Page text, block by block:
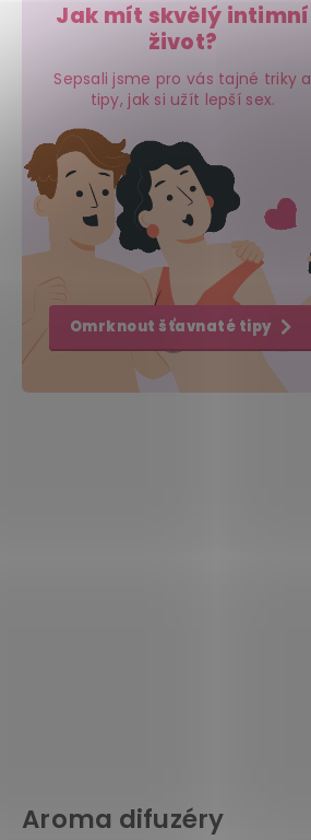
Jak mít skvělý intimní
život?
Sepsali jsme pro vás tajné triky a
tipy, jak si užít lepší sex.
Omrknout šťavnaté tipy
Aroma difuzéry